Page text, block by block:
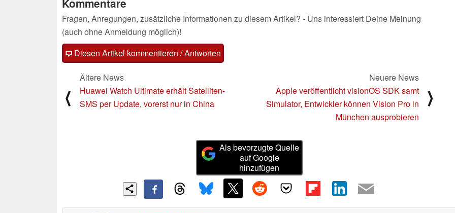
Kommentare
Fragen, Anregungen, zusätzliche Informationen zu diesem Artikel? - Uns interessiert Deine Meinung
(auch ohne Anmeldung möglich)!
Diesen Artikel kommentieren / Antworten
⟨
Ältere News
Huawei Watch Ultimate erhält Satelliten-
SMS per Update, vorerst nur in China
Neuere News
Apple veröffentlicht visionOS SDK samt
Simulator, Entwickler können Vision Pro in
München ausprobieren
⟩
Als bevorzugte Quelle
auf Google
hinzufügen